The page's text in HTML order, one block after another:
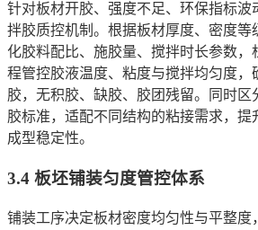
针对板材开胶、强度不足、环保指标波
拌胶质控机制。根据板材厚度、密度等
化胶料配比、施胶量、搅拌时长参数，
程管控胶液温度、粘度与搅拌均匀度，
胶，无积胶、缺胶、胶团残留。同时区
胶标准，适配不同结构的粘接需求，提
成型稳定性。
3.4 板坯铺装匀度管控体系
铺装工序决定板材密度均匀性与平整度